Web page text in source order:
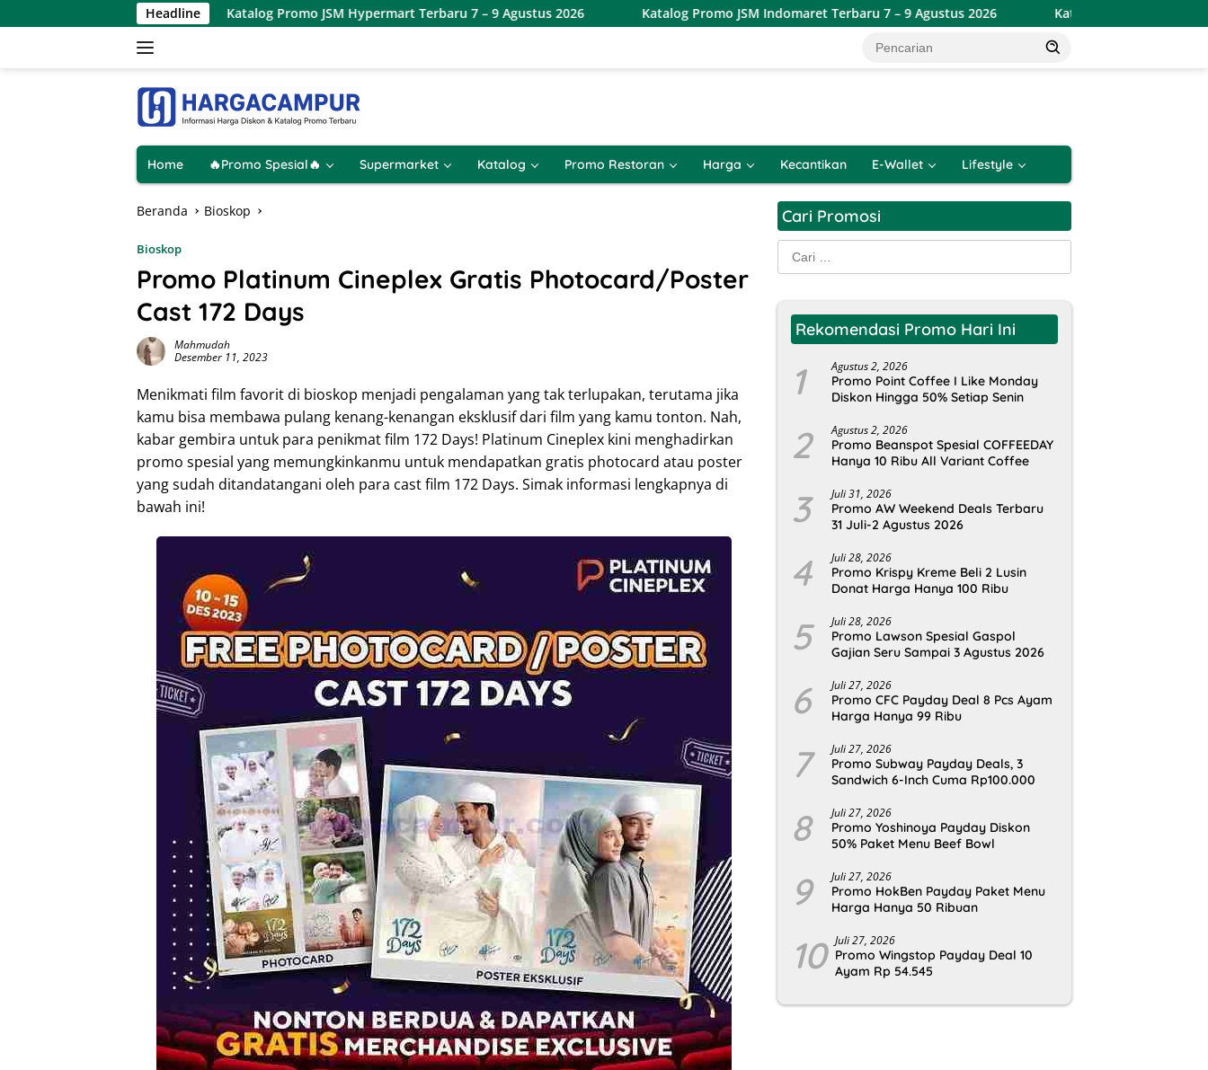
ke
Headline
Katalog Promo JSM Hypermart Terbaru 7 – 9 Agustus 2026 Katalog Promo JSM Indomaret Terbaru 7 – 9 Agustus 2026 Katalog Promo JSM Alfamart Terbaru
Home 🔥Promo Spesial🔥 Supermarket Katalog Promo Restoran Harga Kecantikan E-Wallet Lifestyle
Beranda Bioskop
Bioskop
Promo Platinum Cineplex Gratis Photocard/Poster
Cast 172 Days
Mahmudah
Desember 11, 2023
Menikmati film favorit di bioskop menjadi pengalaman yang tak terlupakan, terutama jika
kamu bisa membawa pulang kenang-kenangan eksklusif dari film yang kamu tonton. Nah,
kabar gembira untuk para penikmat film 172 Days! Platinum Cineplex kini menghadirkan
promo spesial yang memungkinkanmu untuk mendapatkan gratis photocard atau poster
yang sudah ditandatangani oleh para cast film 172 Days. Simak informasi lengkapnya di
bawah ini!
Cari Promosi
Cari
untuk:
Rekomendasi Promo Hari Ini
1 Agustus 2, 2026
Promo Point Coffee I Like Monday
Diskon Hingga 50% Setiap Senin
2 Agustus 2, 2026
Promo Beanspot Spesial COFFEEDAY
Hanya 10 Ribu All Variant Coffee
3 Juli 31, 2026
Promo AW Weekend Deals Terbaru
31 Juli-2 Agustus 2026
4 Juli 28, 2026
Promo Krispy Kreme Beli 2 Lusin
Donat Harga Hanya 100 Ribu
5 Juli 28, 2026
Promo Lawson Spesial Gaspol
Gajian Seru Sampai 3 Agustus 2026
6 Juli 27, 2026
Promo CFC Payday Deal 8 Pcs Ayam
Harga Hanya 99 Ribu
7 Juli 27, 2026
Promo Subway Payday Deals, 3
Sandwich 6-Inch Cuma Rp100.000
8 Juli 27, 2026
Promo Yoshinoya Payday Diskon
50% Paket Menu Beef Bowl
9 Juli 27, 2026
Promo HokBen Payday Paket Menu
Harga Hanya 50 Ribuan
10 Juli 27, 2026
Promo Wingstop Payday Deal 10
Ayam Rp 54.545